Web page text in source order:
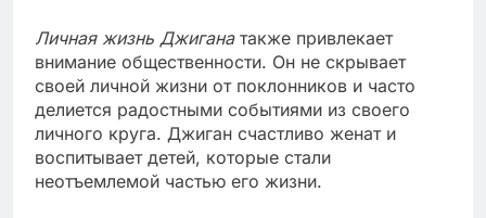
Личная жизнь Джиганатакже привлекает
внимание общественности. Он не скрывает
своей личной жизни от поклонников и часто
делиется радостными событиями из своего
личного круга. Джиган счастливо женат и
воспитывает детей, которые стали
неотъемлемой частью его жизни.